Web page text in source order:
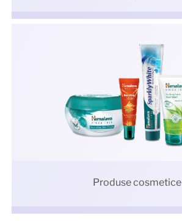
Produse cosmetice